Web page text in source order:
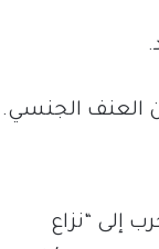
العنف الجنسي.
إلى “نزاع